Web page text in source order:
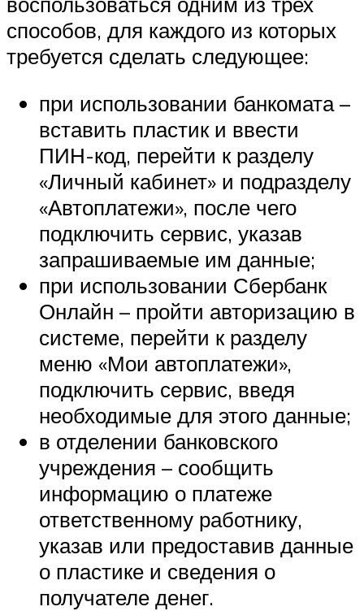
способов, для каждого из которых
требуется сделать следующее:
при использовании банкомата –
вставить пластик и ввести
ПИН-код, перейти к разделу
«Личный кабинет» и подразделу
«Автоплатежи», после чего
подключить сервис, указав
запрашиваемые им данные;
при использовании Сбербанк
Онлайн – пройти авторизацию в
системе, перейти к разделу
меню «Мои автоплатежи»,
подключить сервис, введя
необходимые для этого данные;
в отделении банковского
учреждения – сообщить
информацию о платеже
ответственному работнику,
указав или предоставив данные
о пластике и сведения о
получателе денег.